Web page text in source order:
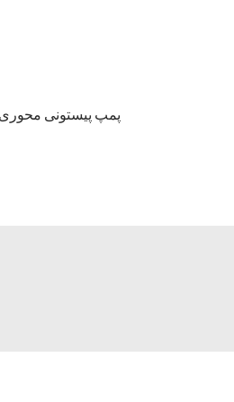
پمپ پیستونی محوری